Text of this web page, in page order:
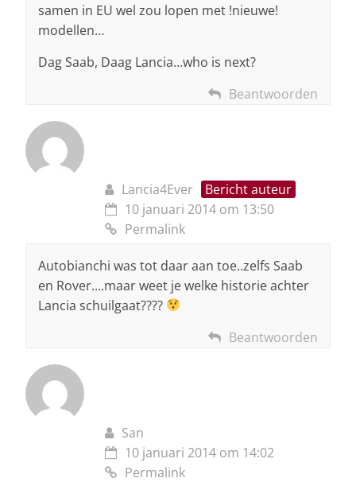
samen in EU wel zou lopen met !nieuwe!
modellen…
Dag Saab, Daag Lancia…who is next?
Beantwoorden
Lancia4Ever
Bericht auteur
10 januari 2014 om 13:50
Permalink
Autobianchi was tot daar aan toe..zelfs Saab
en Rover….maar weet je welke historie achter
Lancia schuilgaat????
Beantwoorden
San
10 januari 2014 om 14:02
Permalink